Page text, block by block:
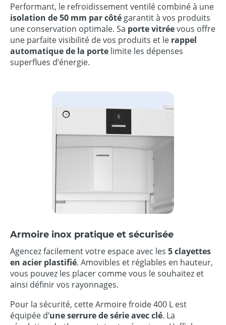
Performant, le refroidissement ventilé combiné à une
isolation de 50 mm par côté garantit à vos produits
une conservation optimale. Sa porte vitréevous offre
une parfaite visibilité de vos produits et le rappel
automatique de la porte limite les dépenses
superflues d’énergie.
Armoire inox pratique et sécurisée
Agencez facilement votre espace avec les 5 clayettes
en acier plastifié. Amovibles et réglables en hauteur,
vous pouvez les placer comme vous le souhaitez et
ainsi définir vos rayonnages.
Pour la sécurité, cette Armoire froide 400 L est
équipée d’une serrure de série avec clé. La